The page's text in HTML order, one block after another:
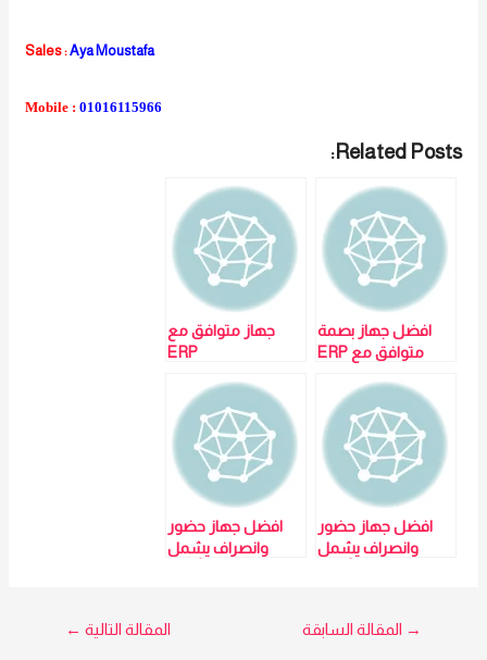
Sales :Aya Moustafa
Mobile : 01016115966
Related Posts:
افضل جهاز بصمة
متوافق مع ERP
جهاز متوافق مع
ERP
افضل جهاز حضور
وانصراف يشمل
وانصراف بصمة وجه
افضل جهاز حضور
وانصراف يشمل
حضور وانصراف
تصفّح
→ المقالة السابقة المقالة التالية ←